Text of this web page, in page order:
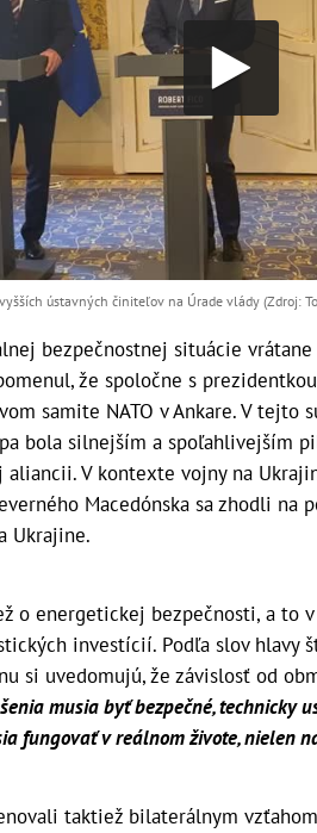
ústavných činiteľov na Úrade vlády (Zdroj:
bezpečnostnej situácie
že spoločne s
samite NATO v Ankare. V tejto
bola silnejším a spoľahlivejším
aliancii. V kontexte vojny na
Macedónska sa zhodli na
Ukrajine.
o energetickej bezpečnosti, a to
investícií. Podľa slov hlavy
si uvedomujú, že závislosť od
musia byť bezpečné, technicky
fungovať v reálnom živote, nielen
taktiež bilaterálnym